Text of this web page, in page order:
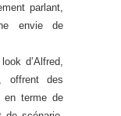
parlant,
envie de
d’Alfred,
offrent des
en terme de